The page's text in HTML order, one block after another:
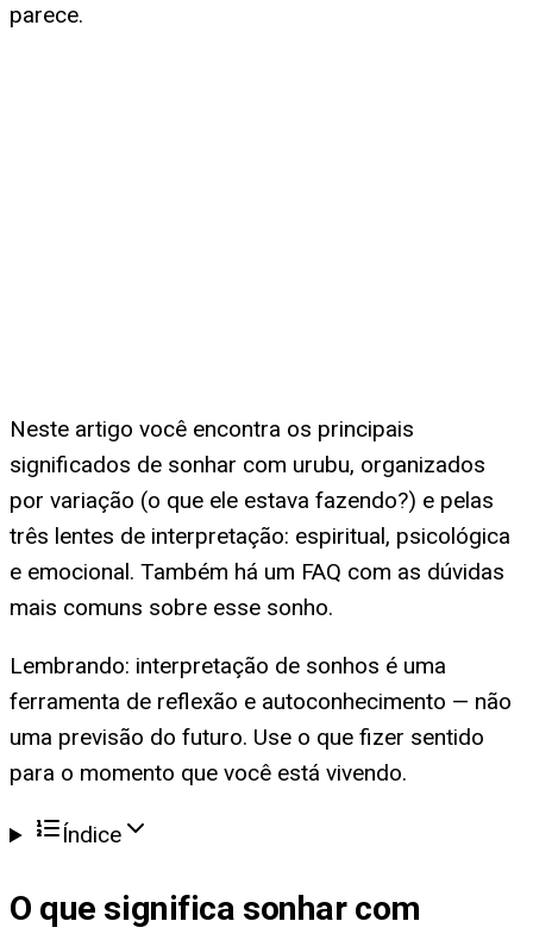
parece.
Neste artigo você encontra os principais
significados de sonhar com urubu, organizados
por variação (o que ele estava fazendo?) e pelas
três lentes de interpretação: espiritual, psicológica
e emocional. Também há um FAQ com as dúvidas
mais comuns sobre esse sonho.
Lembrando: interpretação de sonhos é uma
ferramenta de reflexão e autoconhecimento — não
uma previsão do futuro. Use o que fizer sentido
para o momento que você está vivendo.
Índice
O que significa sonhar com